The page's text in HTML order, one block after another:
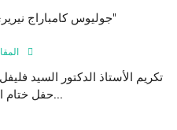
"جوليوس كامباراج نيريري" الملقب بـ "أبي الأمة"
تكريم الأستاذ الدكتور السيد
حفل ختام الدفعة الأولى...